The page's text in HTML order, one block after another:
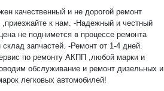
качественный и не дорогой ремонт
к нам. -Надежный и честный
не поднимется в процессе ремонта
по ремонту АКПП ,любой марки и
легковых автомобилей!